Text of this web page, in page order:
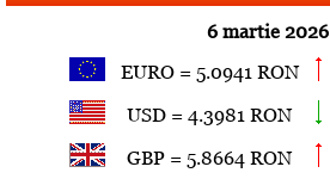
6 martie 2026
EURO = 5.0941 RON
USD = 4.3981 RON
GBP = 5.8664 RON